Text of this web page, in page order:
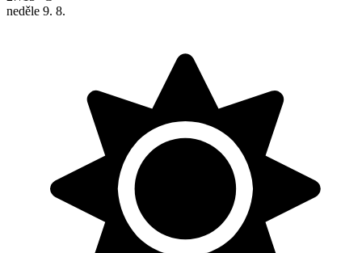
neděle 9. 8.